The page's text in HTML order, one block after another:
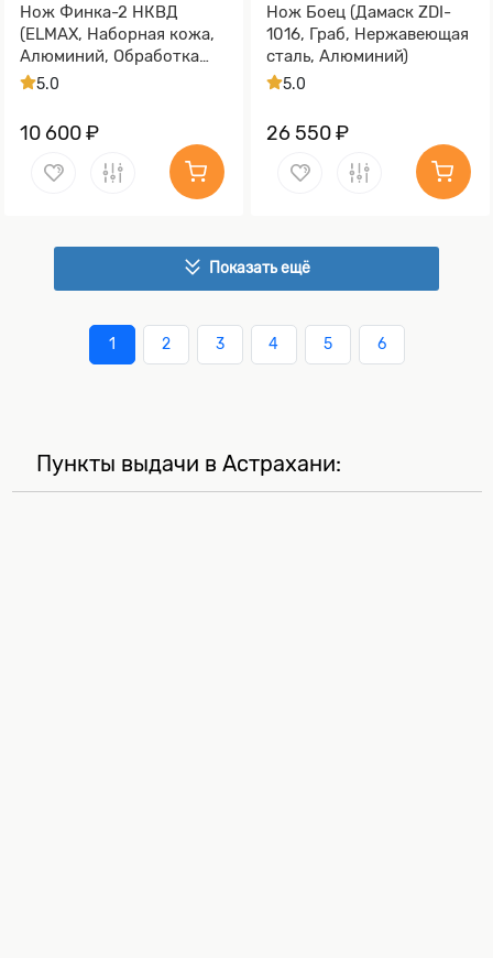
Нож Финка-2 НКВД
(ELMAX, Наборная кожа,
Алюминий, Обработка
клинка Stonewash)
5.0
10 600 ₽
Нож Боец (Дамаск ZDI-
1016, Граб, Нержавеющая
сталь, Алюминий)
5.0
26 550 ₽
Показать ещё
1 2 3 4 5 6
Пункты выдачи в Астрахани: